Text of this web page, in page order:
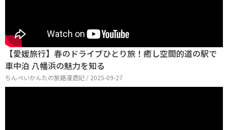
【愛媛旅行】春のドライブひとり旅！癒し空間的道の駅で
車中泊 八幡浜の魅力を知る
ちんぺいかんたの旅路漫遊記 / 2025-09-27